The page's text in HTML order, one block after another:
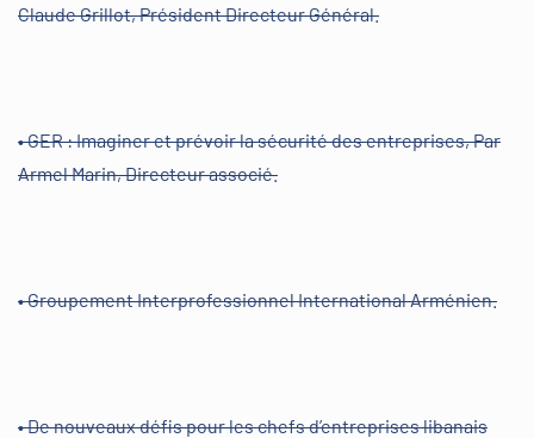
Claude Grillot, Président Directeur Général.
• GER : Imaginer et prévoir la sécurité des entreprises, Par
Armel Marin, Directeur associé.
• Groupement Interprofessionnel International Arménien.
• De nouveaux défis pour les chefs d’entreprises libanais